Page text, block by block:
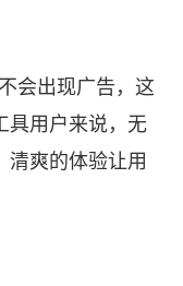
会出现广告，这
具用户来说，无
清爽的体验让用